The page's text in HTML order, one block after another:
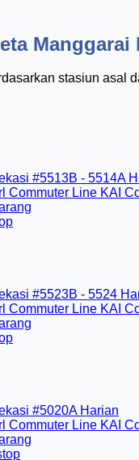
Manggarai
stasiun asal
#5513B - 5514A
Commuter Line KAI
#5523B - 5524
Commuter Line KAI
#5020A Harian
Commuter Line KAI